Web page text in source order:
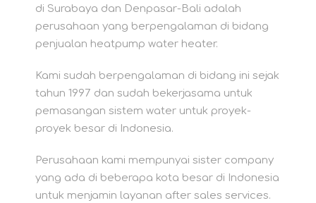
di Surabaya dan Denpasar-Bali adalah
perusahaan yang berpengalaman di bidang
penjualan heatpump water heater.
Kami sudah berpengalaman di bidang ini sejak
tahun 1997 dan sudah bekerjasama untuk
pemasangan sistem water untuk proyek-
proyek besar di Indonesia.
Perusahaan kami mempunyai sister company
yang ada di beberapa kota besar di Indonesia
untuk menjamin layanan after sales services.